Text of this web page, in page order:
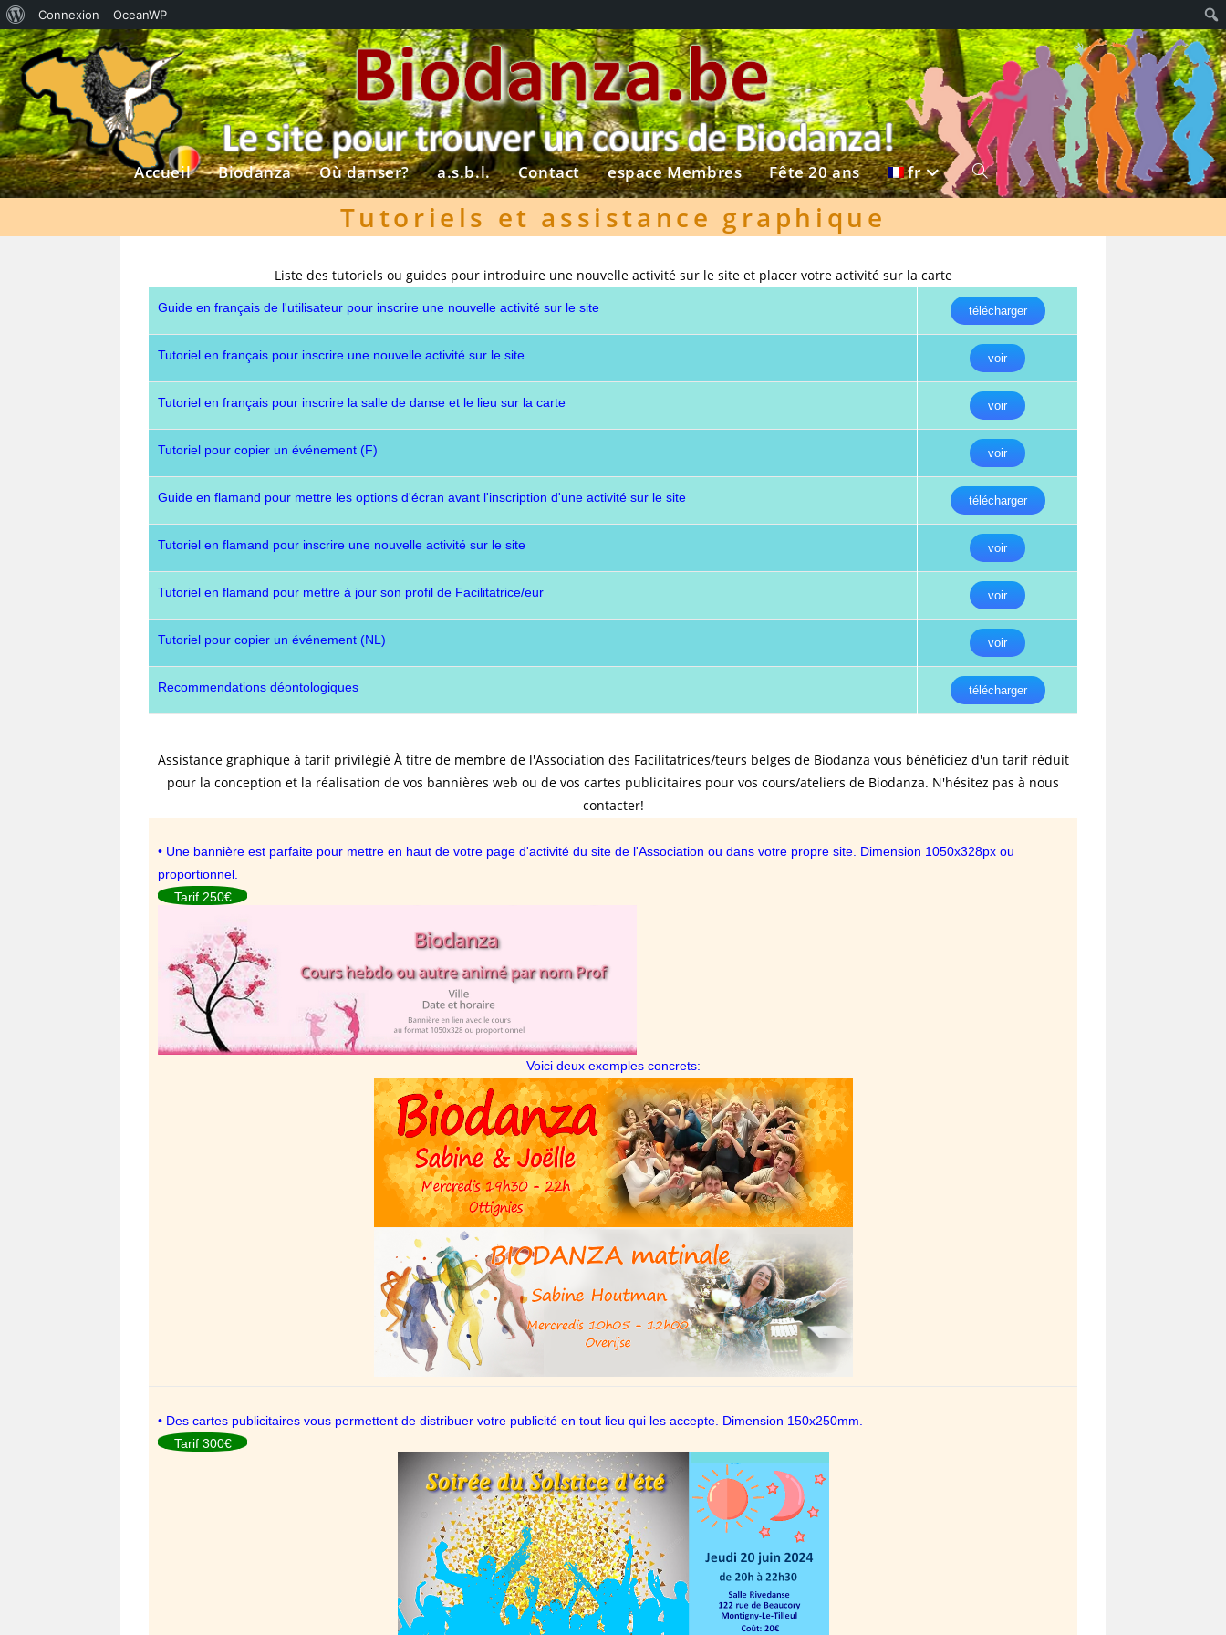
propos
de
WordPress
Connexion OceanWP
Skip
to
content
Accueil Biodanza Où danser? a.s.b.l. Contact espace Membres Fête 20 ans fr Toggle
website
search
Tutoriels et assistance graphique
Liste des tutoriels ou guides pour introduire une nouvelle activité sur le site et placer votre activité sur la carte
Guide en français de l'utilisateur pour inscrire une nouvelle activité sur le site télécharger
Tutoriel en français pour inscrire une nouvelle activité sur le site voir
Tutoriel en français pour inscrire la salle de danse et le lieu sur la carte voir
Tutoriel pour copier un événement (F) voir
Guide en flamand pour mettre les options d'écran avant l'inscription d'une activité sur le site télécharger
Tutoriel en flamand pour inscrire une nouvelle activité sur le site voir
Tutoriel en flamand pour mettre à jour son profil de Facilitatrice/eur voir
Tutoriel pour copier un événement (NL) voir
Recommendations déontologiques télécharger
Assistance graphique à tarif privilégié À titre de membre de l'Association des Facilitatrices/teurs belges de Biodanza vous bénéficiez d'un tarif réduit
pour la conception et la réalisation de vos bannières web ou de vos cartes publicitaires pour vos cours/ateliers de Biodanza. N'hésitez pas à nous
contacter!
• Une bannière est parfaite pour mettre en haut de votre page d'activité du site de l'Association ou dans votre propre site. Dimension 1050x328px ou
proportionnel.
Tarif 250€
Voici deux exemples concrets:
• Des cartes publicitaires vous permettent de distribuer votre publicité en tout lieu qui les accepte. Dimension 150x250mm.
Tarif 300€